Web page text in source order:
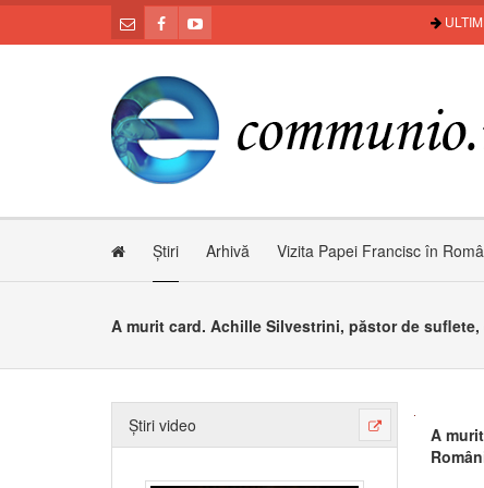
Știri Arhivă Vizita Papei Francisc în
Știri video
A